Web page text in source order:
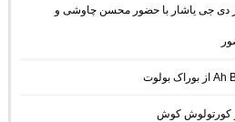
آهنگ ریمیکس زلزله 5 از دی جی یاشار با حضور محسن چاوشی و